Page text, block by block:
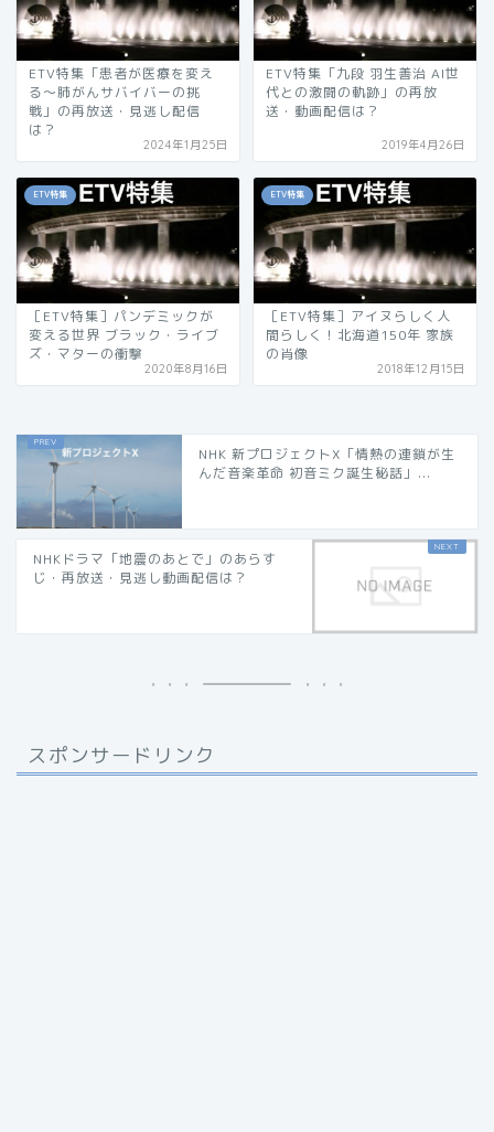
ETV特集「患者が医療を変え
る〜肺がんサバイバーの挑
戦」の再放送・見逃し配信
は？
2024年1月25日
ETV特集「九段 羽生善治 AI世
代との激闘の軌跡」の再放
送・動画配信は？
2019年4月26日
ETV特集
［ETV特集］パンデミックが
変える世界 ブラック・ライブ
ズ・マターの衝撃
2020年8月16日
ETV特集
［ETV特集］アイヌらしく人
間らしく！北海道150年 家族
の肖像
2018年12月15日
NHK 新プロジェクトX「情熱の連鎖が生
んだ音楽革命 初音ミク誕生秘話」...
NHKドラマ「地震のあとで」のあらす
じ・再放送・見逃し動画配信は？
スポンサードリンク